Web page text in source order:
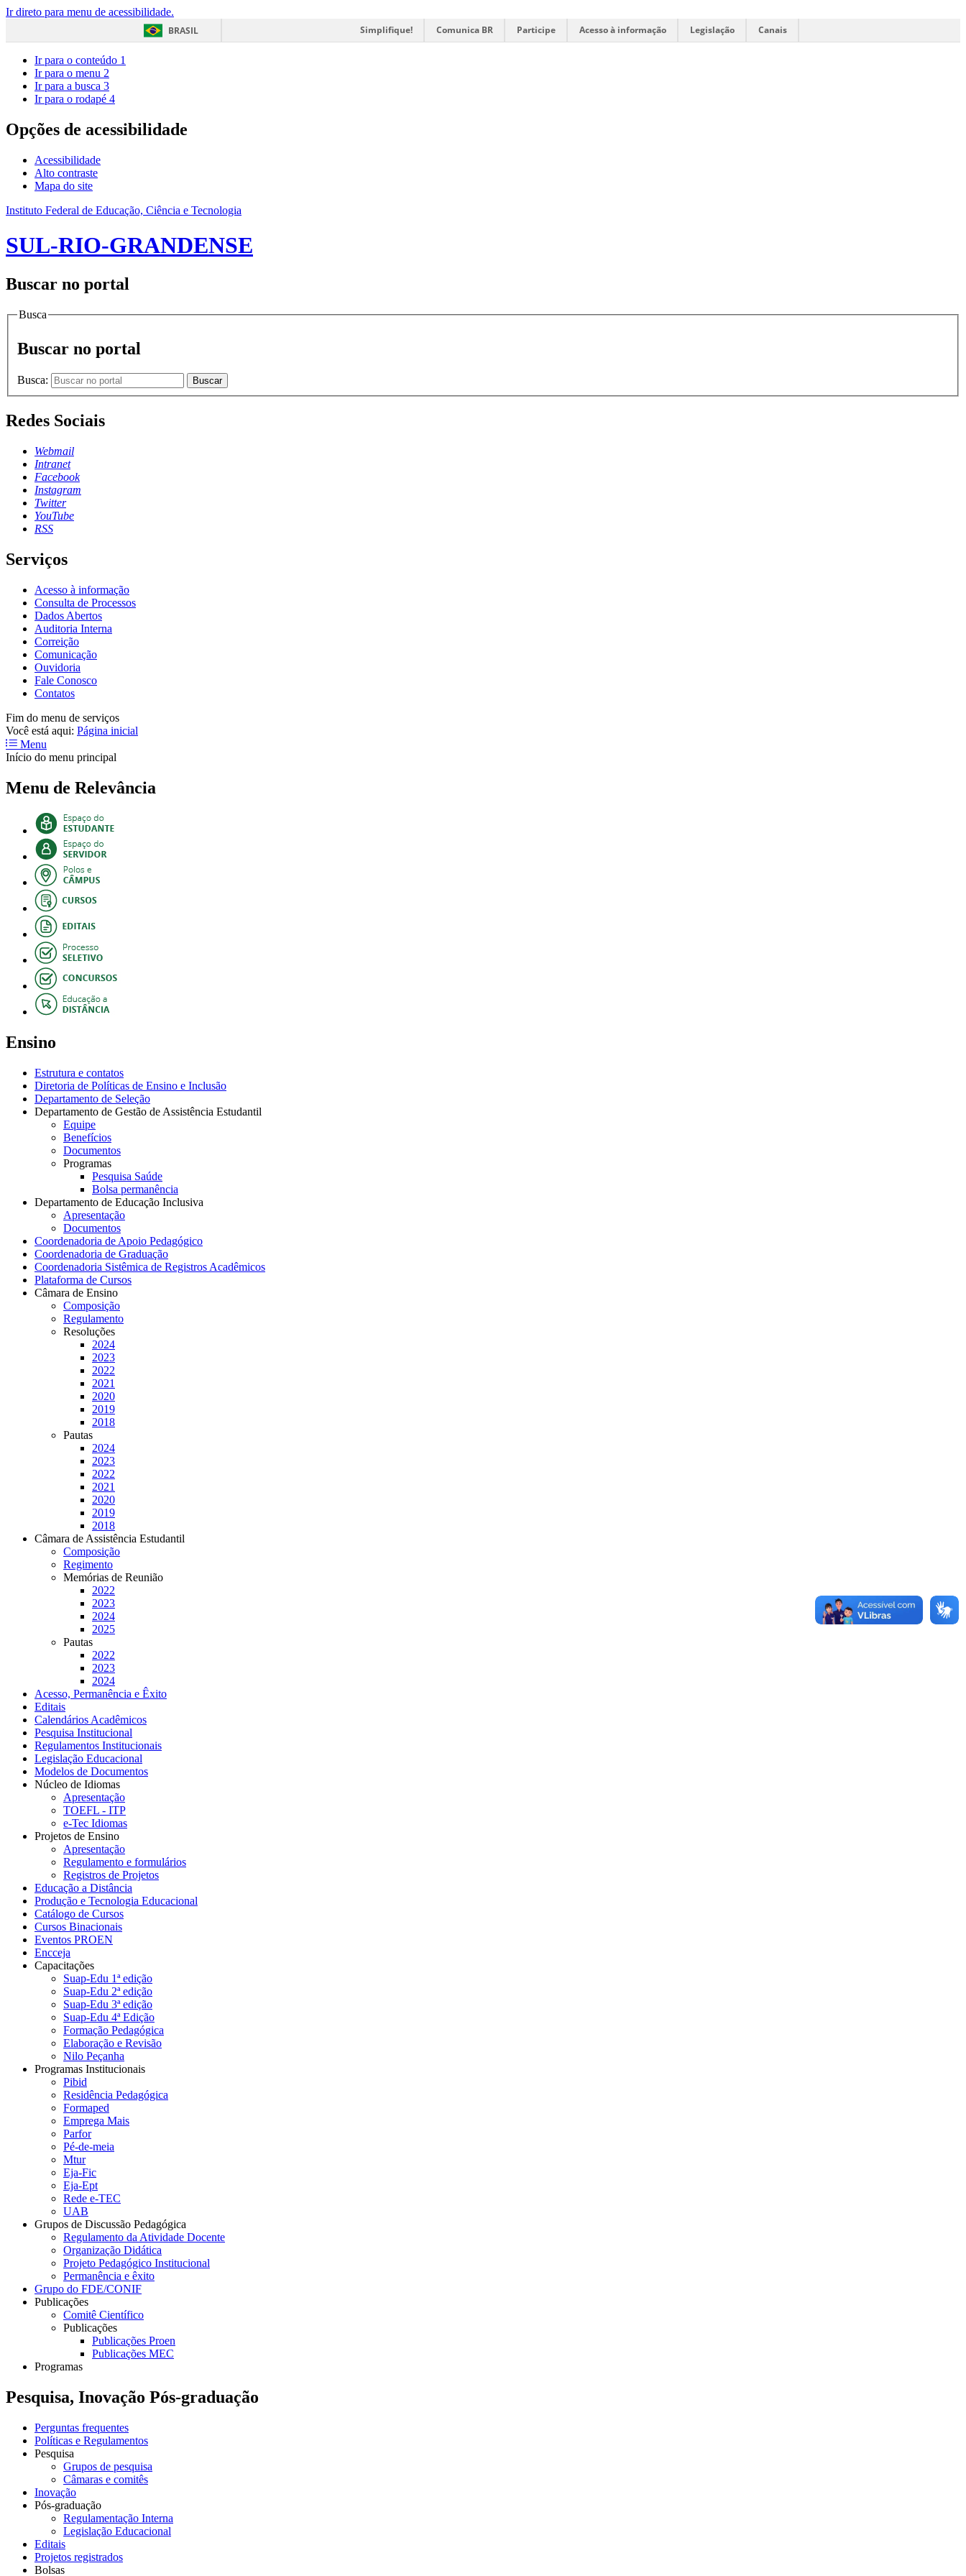
Ir direto para menu de acessibilidade.
BRASIL
Simplifique! Comunica BR Participe Acesso à informação Legislação Canais
Ir para o conteúdo 1
Ir para o menu 2
Ir para a busca 3
Ir para o rodapé 4
Opções de acessibilidade
Acessibilidade
Alto contraste
Mapa do site
Instituto Federal de Educação, Ciência e Tecnologia
SUL-RIO-GRANDENSE
Buscar no portal
Busca
Buscar no portal
Busca: Buscar
Redes Sociais
Webmail
Intranet
Facebook
Instagram
Twitter
YouTube
RSS
Serviços
Acesso à informação
Consulta de Processos
Dados Abertos
Auditoria Interna
Correição
Comunicação
Ouvidoria
Fale Conosco
Contatos
Fim do menu de serviços
Você está aqui: Página inicial
Menu
Início do menu principal
Menu de Relevância
Ensino
Estrutura e contatos
Diretoria de Políticas de Ensino e Inclusão
Departamento de Seleção
Departamento de Gestão de Assistência Estudantil
Equipe
Benefícios
Documentos
Programas
Pesquisa Saúde
Bolsa permanência
Departamento de Educação Inclusiva
Apresentação
Documentos
Coordenadoria de Apoio Pedagógico
Coordenadoria de Graduação
Coordenadoria Sistêmica de Registros Acadêmicos
Plataforma de Cursos
Câmara de Ensino
Composição
Regulamento
Resoluções
2024
2023
2022
2021
2020
2019
2018
Pautas
2024
2023
2022
2021
2020
2019
2018
Câmara de Assistência Estudantil
Composição
Regimento
Memórias de Reunião
2022
2023
2024
2025
Pautas
2022
2023
2024
Acesso, Permanência e Êxito
Editais
Calendários Acadêmicos
Pesquisa Institucional
Regulamentos Institucionais
Legislação Educacional
Modelos de Documentos
Núcleo de Idiomas
Apresentação
TOEFL - ITP
e-Tec Idiomas
Projetos de Ensino
Apresentação
Regulamento e formulários
Registros de Projetos
Educação a Distância
Produção e Tecnologia Educacional
Catálogo de Cursos
Cursos Binacionais
Eventos PROEN
Encceja
Capacitações
Suap-Edu 1ª edição
Suap-Edu 2ª edição
Suap-Edu 3ª edição
Suap-Edu 4ª Edição
Formação Pedagógica
Elaboração e Revisão
Nilo Peçanha
Programas Institucionais
Pibid
Residência Pedagógica
Formaped
Emprega Mais
Parfor
Pé-de-meia
Mtur
Eja-Fic
Eja-Ept
Rede e-TEC
UAB
Grupos de Discussão Pedagógica
Regulamento da Atividade Docente
Organização Didática
Projeto Pedagógico Institucional
Permanência e êxito
Grupo do FDE/CONIF
Publicações
Comitê Científico
Publicações
Publicações Proen
Publicações MEC
Programas
Pesquisa, Inovação Pós-graduação
Perguntas frequentes
Políticas e Regulamentos
Pesquisa
Grupos de pesquisa
Câmaras e comitês
Inovação
Pós-graduação
Regulamentação Interna
Legislação Educacional
Editais
Projetos registrados
Bolsas